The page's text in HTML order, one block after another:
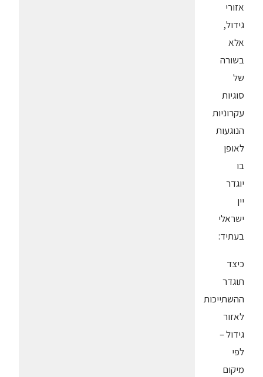
אזורי
גידול,
אלא
בשורה
של
סוגיות
עקרוניות
הנוגעות
לאופן
בו
יוגדר
יין
ישראלי
בעתיד:
כיצד
תוגדר
ההשתייכות
לאזור
גידול –
לפי
מיקום